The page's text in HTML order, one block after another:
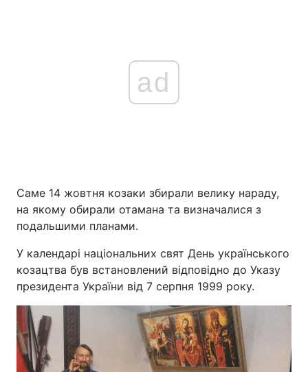
ad
Саме 14 жовтня козаки збирали велику нараду,
на якому обирали отамана та визначалися з
подальшими планами.
У календарі національних свят День українського
козацтва був встановлений відповідно до Указу
президента України від 7 серпня 1999 року.